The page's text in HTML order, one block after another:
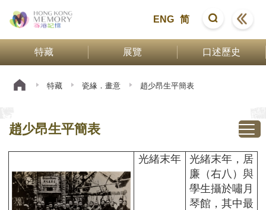
ENG 简
特藏 展覽 口述歷史
特藏 瓷緣．畫意 趙少昂生平簡表
趙少昂生平簡表
光緒末年
光緒末年，居
廉（右八）與
學生攝於嘯月
琴館，其中最